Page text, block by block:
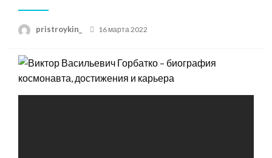
pristroykin_
Posted
16 марта 2022